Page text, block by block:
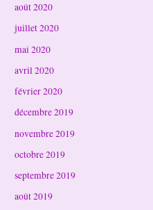
août 2020
juillet 2020
mai 2020
avril 2020
février 2020
décembre 2019
novembre 2019
octobre 2019
septembre 2019
août 2019